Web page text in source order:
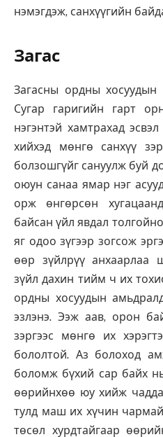
нэмэгдэж, санхүүгийн
Загас
Загасны ордны хосуудын
Сугар гаригийн гарт
нэгэнтэй хамтрахад
хийхэд мөнгө санхүү
болзошгүйг сануулж буй
оюун санаа ямар нэг
орж өнгөрсөн
байсан үйл явдал
яг одоо зүгээр зогсож
өөр зүйлрүү анхаарлаа
зүйл дахин тийм ч их
ордны хосуудын
эзлэнэ. Ээж аав, орон
зэргээс мөнгө их
бололтой. Аз болоход
боломж бүхий сар байх
өөрийнхөө юу хийж
тулд маш их хүчин
төсөл хурдтайгаар